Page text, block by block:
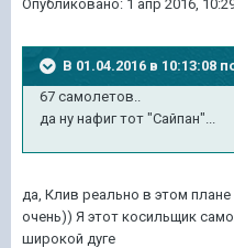
Опубликовано: 1 апр 2016,
В 01.04.2016 в 10:13:08
67 самолетов..
да ну нафиг тот "Сайпан"...
да, Клив реально в этом
очень)) Я этот косильщик
широкой дуге